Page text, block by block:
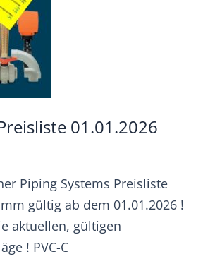
01.01.2026
Piping Systems Preisliste
gültig ab dem 01.01.2026 !
aktuellen, gültigen
! PVC-C